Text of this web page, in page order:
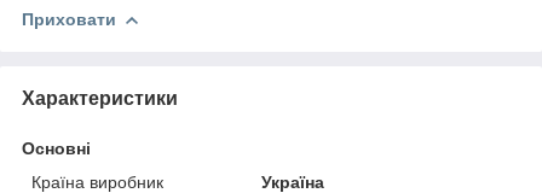
Приховати
Характеристики
Основні
Країна виробник
Україна